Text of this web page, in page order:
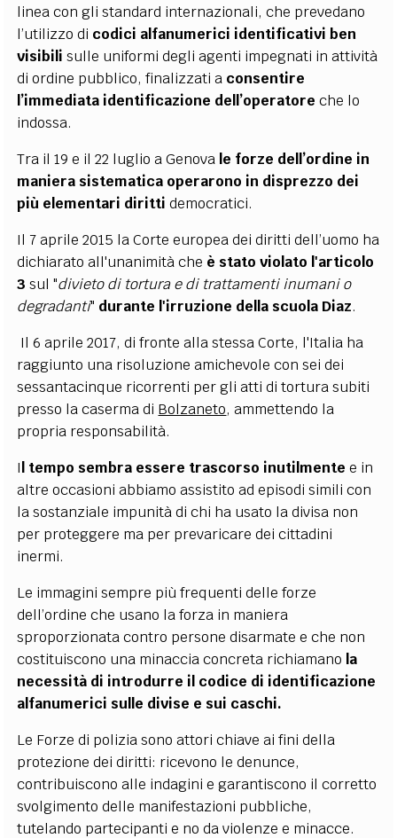
linea con gli standard internazionali, che prevedano
l’utilizzo di codici alfanumerici identificativi ben
visibili sulle uniformi degli agenti impegnati in attività
di ordine pubblico, finalizzati a consentire
l’immediata identificazione dell’operatore che lo
indossa.
Tra il 19 e il 22 luglio a Genova le forze dell’ordine in
maniera sistematica operarono in disprezzo dei
più elementari diritti democratici.
Il 7 aprile 2015 la Corte europea dei diritti dell’uomo ha
dichiarato all'unanimità che è stato violato l'articolo
3 sul "divieto di tortura e di trattamenti inumani o
degradanti" durante l'irruzione della scuola Diaz.
Il 6 aprile 2017, di fronte alla stessa Corte, l'Italia ha
raggiunto una risoluzione amichevole con sei dei
sessantacinque ricorrenti per gli atti di tortura subiti
presso la caserma di Bolzaneto, ammettendo la
propria responsabilità.
I l tempo sembra essere trascorso inutilmentee in
altre occasioni abbiamo assistito ad episodi simili con
la sostanziale impunità di chi ha usato la divisa non
per proteggere ma per prevaricare dei cittadini
inermi.
Le immagini sempre più frequenti delle forze
dell’ordine che usano la forza in maniera
sproporzionata contro persone disarmate e che non
costituiscono una minaccia concreta richiamano la
necessità di introdurre il codice di identificazione
alfanumerici sulle divise e sui caschi.
Le Forze di polizia sono attori chiave ai fini della
protezione dei diritti: ricevono le denunce,
contribuiscono alle indagini e garantiscono il corretto
svolgimento delle manifestazioni pubbliche,
tutelando partecipanti e no da violenze e minacce.